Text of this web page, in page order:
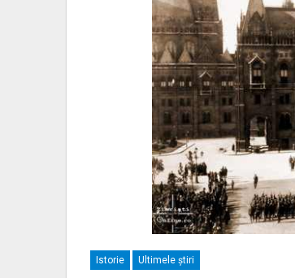
Istorie Ultimele ştiri